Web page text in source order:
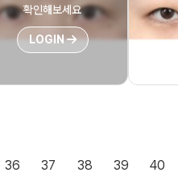
확인해보세요
LOGIN
36 37 38 39 40